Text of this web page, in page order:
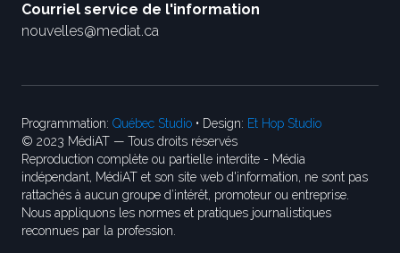
Courriel service de l'information
nouvelles@mediat.ca
Programmation: Québec Studio • Design: Et Hop Studio
© 2023 MédiAT — Tous droits réservés
Reproduction complète ou partielle interdite - Média
indépendant, MédiAT et son site web d'information, ne sont pas
rattachés à aucun groupe d’intérêt, promoteur ou entreprise.
Nous appliquons les normes et pratiques journalistiques
reconnues par la profession.